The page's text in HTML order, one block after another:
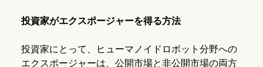
投資家がエクスポージャーを得る方法
投資家にとって、ヒューマノイドロボット分野への
エクスポージャーは、公開市場と非公開市場の両方